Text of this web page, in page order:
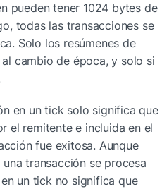
pueden tener 1024 bytes de
todas las transacciones se
Solo los resúmenes de
cambio de época, y solo si
en un tick solo significa que
el remitente e incluida en el
fue exitosa. Aunque
transacción se procesa
un tick no significa que